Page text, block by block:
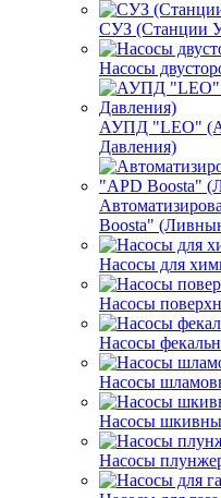
СУЗ (Станции
Насосы
АУПД "LEO"
Давления)
Boosta"
Насосы для
Насосы
Насосы
Насосы
Насосы
Насосы